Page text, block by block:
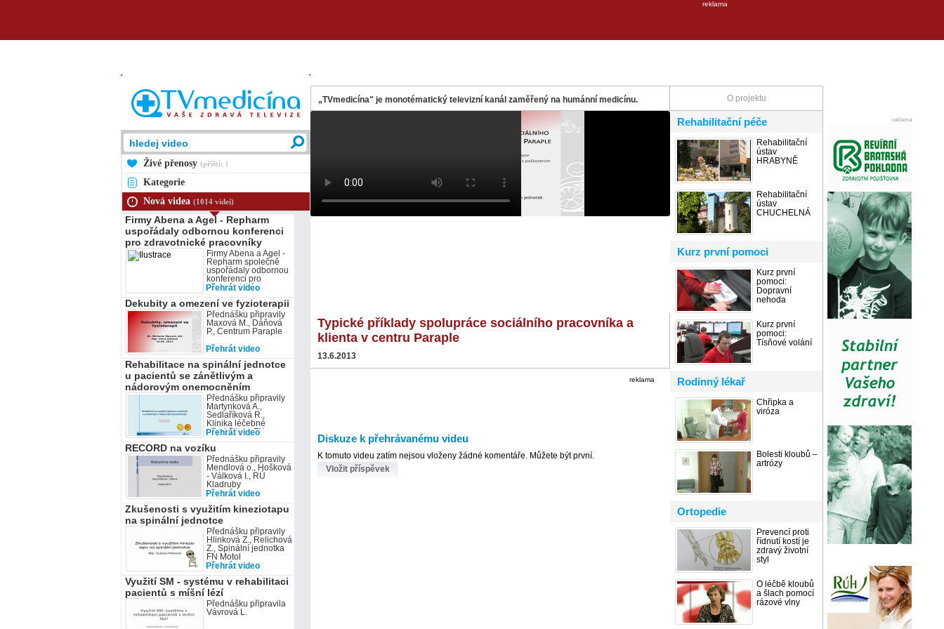
reklama
„TVmedicína" je monotématický televizní kanál zaměřený na humánní medicínu.
Typické příklady spolupráce sociálního pracovníka a
klienta v centru Paraple
13.6.2013
reklama
Diskuze k přehrávanému videu
K tomuto videu zatím nejsou vloženy žádné komentáře. Můžete být první.
Vložit příspěvek
Živé přenosy (příští: )
Nová videa (1014 videí)
Kategorie
Firmy Abena a Agel - Repharm
uspořádaly odbornou konferenci
pro zdravotnické pracovníky
Firmy Abena a Agel -
Repharm společně
uspořádaly odbornou
konferenci pro
zdravotnické
pracovníky. Dějištěm
se stal 21. listopadu
hotel Duo na Horní
Bečvě a cílovou
skupinou střední a
vyšší zdravotnick
Přehrát video
Dekubity a omezení ve fyzioterapii
Přednášku připravily
Maxová M., Dáňová
P., Centrum Paraple
Přehrát video
Rehabilitace na spinální jednotce
u pacientů se zánětlivým a
nádorovým onemocněním
Přednášku připravily
Martynková A.,
Sedlaříková R.,
Klinika léčebné
rehabilitace FN
Ostrava
Přehrát video
RECORD na vozíku
Přednášku připravily
Mendlová o., Hošková
- Válková I., RÚ
Kladruby
Přehrát video
Zkušenosti s využitím kineziotapu
na spinální jednotce
Přednášku připravily
Hlinková Z., Relichová
Z., Spinální jednotka
FN Motol
Přehrát video
Využití SM - systému v rehabilitaci
pacientů s míšní lézí
Přednášku připravila
Vávrová L.
O projektu
Rehabilitační péče
Rehabilitační
ústav
HRABYNĚ
Rehabilitační
ústav
CHUCHELNÁ
Kurz první pomoci
Kurz první
pomoci:
Dopravní
nehoda
Kurz první
pomoci:
Tísňové volání
Rodinný lékař
Chřipka a
viróza
Bolesti kloubů –
artrózy
Ortopedie
Prevencí proti
řídnutí kostí je
zdravý životní
styl
O léčbě kloubů
a šlach pomocí
rázové vlny
reklama